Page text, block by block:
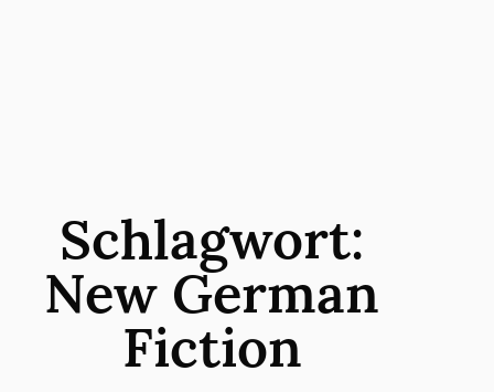
Schlagwort:
New German
Fiction